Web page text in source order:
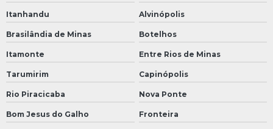
Itanhandu Alvinópolis
Brasilândia de Minas Botelhos
Itamonte Entre Rios de Minas
Tarumirim Capinópolis
Rio Piracicaba Nova Ponte
Bom Jesus do Galho Fronteira